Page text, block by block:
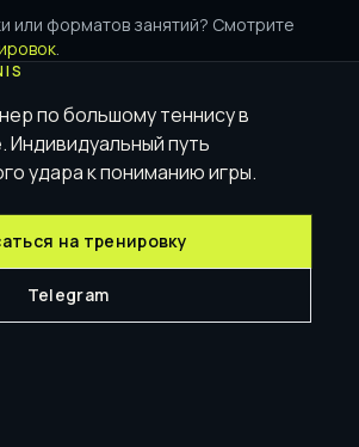
или форматов занятий? Смотрите
.
по большому теннису в
путь
удара к пониманию игры.
на тренировку
Telegram